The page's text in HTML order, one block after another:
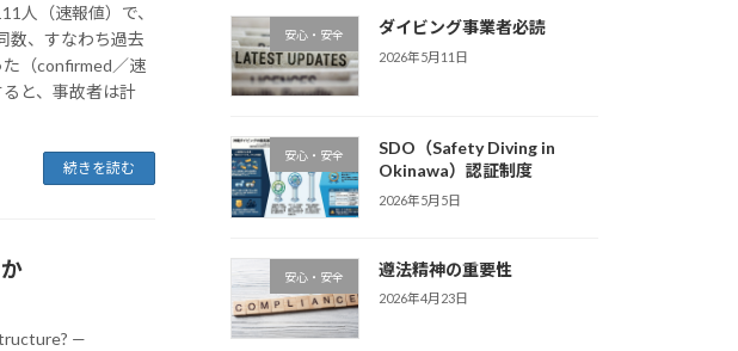
人（速報値）で、
数、すなわち過去
（confirmed／速
と、事故者は計
続きを読む
—
安心・安全 ダイビング事業者必読
2026年5月11日
安心・安全
SDO（Safety Diving in
Okinawa）認証制度
2026年5月5日
安心・安全 遵法精神の重要性
2026年4月23日